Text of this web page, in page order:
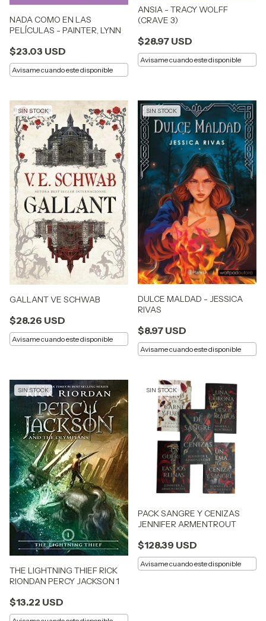
NADA COMO EN LAS
PELÍCULAS - PAINTER, LYNN
$23.03 USD
Avisame cuando este disponible
ANSIA - TRACY WOLFF
(CRAVE 3)
$28.97 USD
Avisame cuando este disponible
SIN STOCK
GALLANT VE SCHWAB
$28.26 USD
Avisame cuando este disponible
SIN STOCK
DULCE MALDAD - JESSICA
RIVAS
$8.97 USD
Avisame cuando este disponible
SIN STOCK
THE LIGHTNING THIEF RICK
RIONDAN PERCY JACKSON 1
$13.22 USD
SIN STOCK
PACK SANGRE Y CENIZAS
JENNIFER ARMENTROUT
$128.39 USD
Avisame cuando este disponible